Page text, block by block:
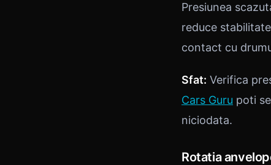
Presiunea
reduce
contact cu
Sfat: Verifica
Cars Guru poti
niciodata.
Rotatia